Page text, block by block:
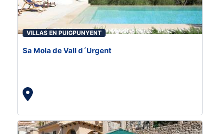
VILLAS EN PUIGPUNYENT
Sa Mola de Vall d´Urgent